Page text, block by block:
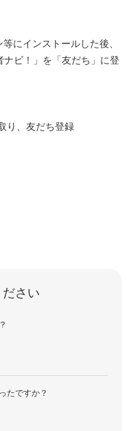
にインストールした後、
ビ！」を「友だち」に登
り、友だち登録
さい
たですか？